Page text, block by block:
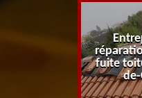
fuite
de-